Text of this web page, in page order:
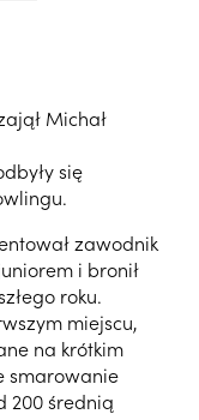
Michał
się
zawodnik
i bronił
roku.
miejscu,
na krótkim
smarowanie
200 średnią